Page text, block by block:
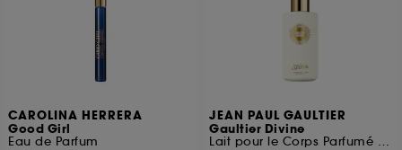
CAROLINA HERRERA
Good Girl
Eau de Parfum
JEAN PAUL GAULTIER
Gaultier Divine
Lait pour le Corps Parfumé et Floral pour Femme